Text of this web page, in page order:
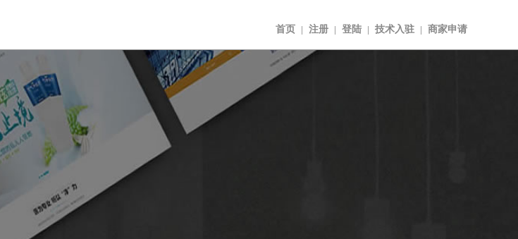
首页 | 注册 | 登陆 | 技术入驻 | 商家申请